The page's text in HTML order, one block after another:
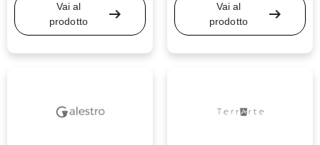
Vai al
prodotto
arrow_right_alt
Vai al
prodotto
arrow_right_alt